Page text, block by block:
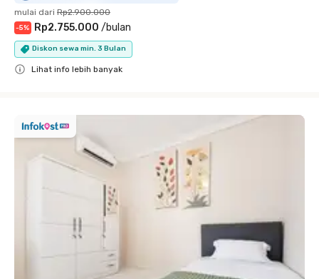
mulai dari Rp2.900.000
-5% Rp2.755.000 /bulan
Diskon sewa min. 3 Bulan
Lihat info lebih banyak